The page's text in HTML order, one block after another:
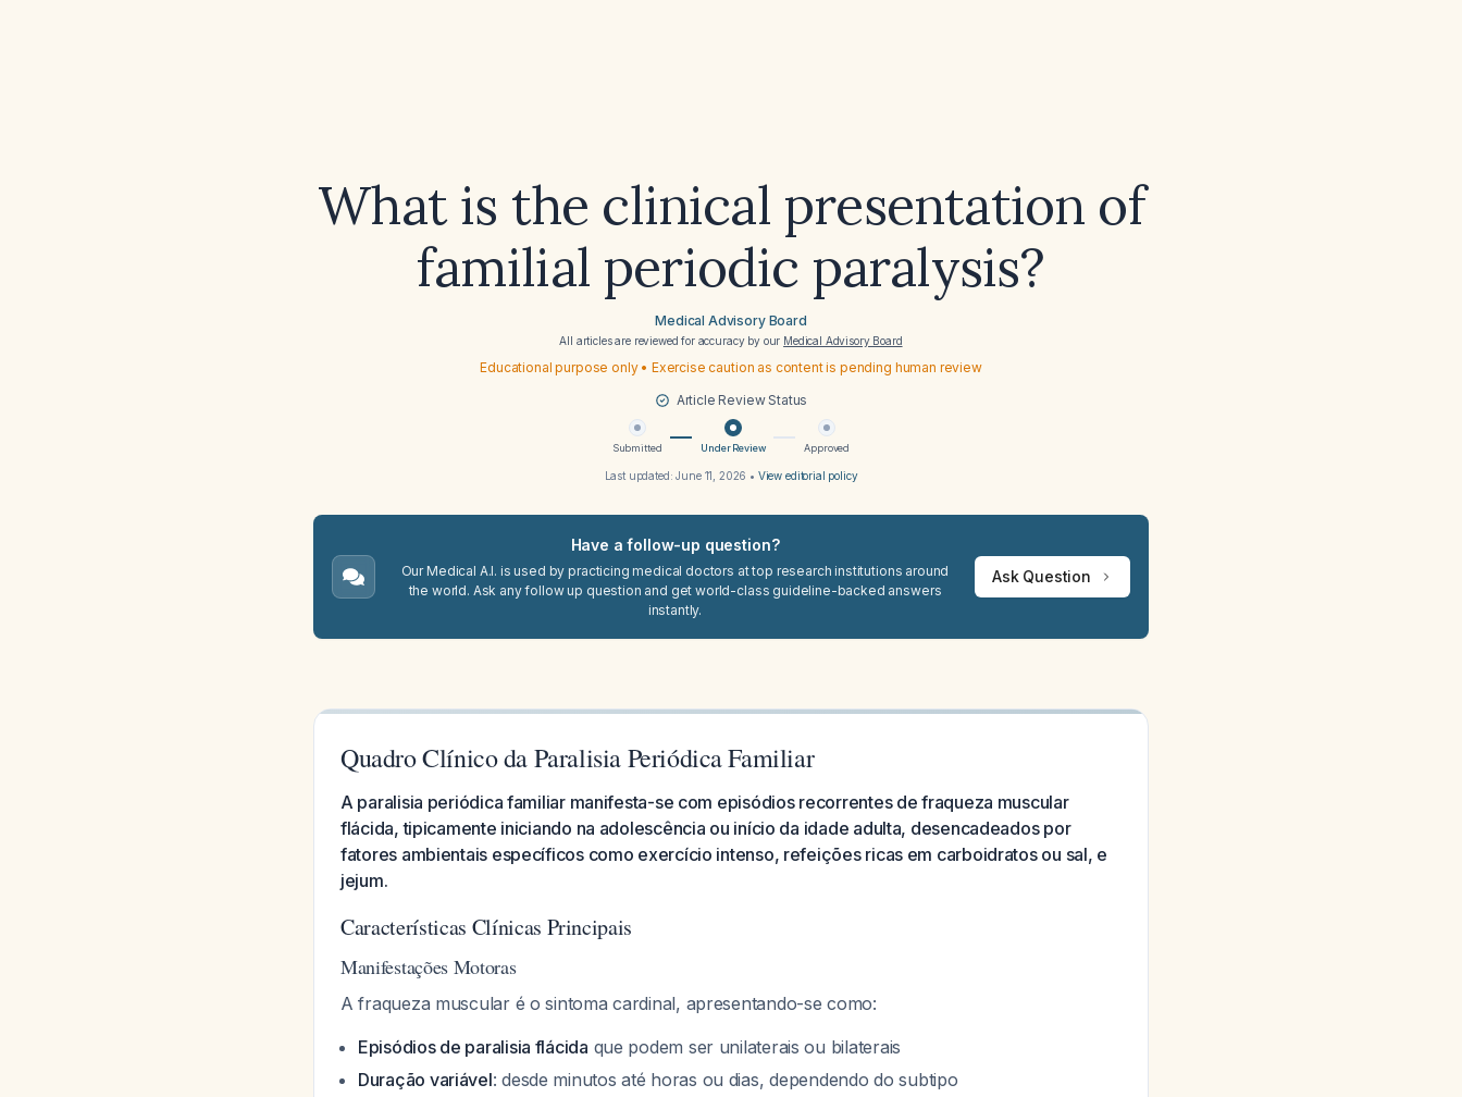
What is the clinical presentation of
familial periodic paralysis?
Medical Advisory Board
All articles are reviewed for accuracy by our Medical Advisory Board
Educational purpose only • Exercise caution as content is pending human review
Article Review Status
Submitted Under Review Approved
Last updated:June 11, 2026 • View editorial policy
Have a follow-up question?
Our Medical A.I. is used by practicing medical doctors at top research institutions around
the world. Ask any follow up question and get world-class guideline-backed answers
instantly.
Ask Question
Quadro Clínico da Paralisia Periódica Familiar
A paralisia periódica familiar manifesta-se com episódios recorrentes de fraqueza muscular
flácida, tipicamente iniciando na adolescência ou início da idade adulta, desencadeados por
fatores ambientais específicos como exercício intenso, refeições ricas em carboidratos ou sal, e
jejum.
Características Clínicas Principais
Manifestações Motoras
A fraqueza muscular é o sintoma cardinal, apresentando-se como:
Episódios de paralisia flácida que podem ser unilaterais ou bilaterais
Duração variável: desde minutos até horas ou dias, dependendo do subtipo